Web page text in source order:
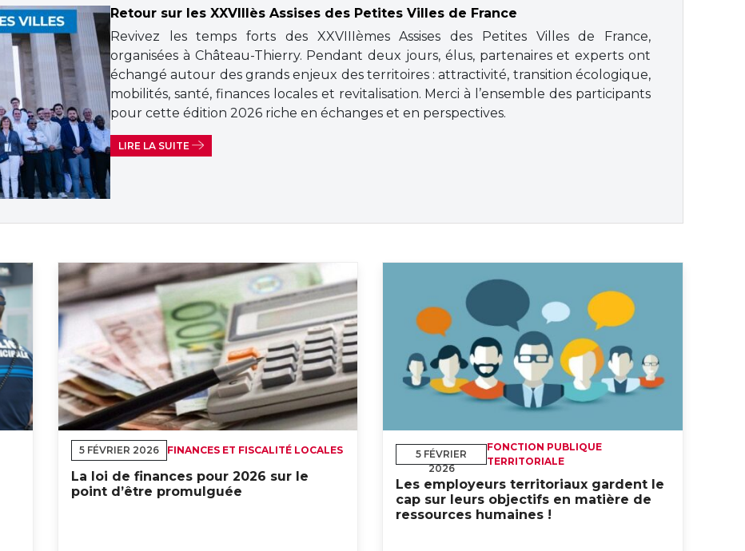
Retour sur les XXVIIIès Assises des Petites Villes de France
Revivez les temps forts des XXVIIIèmes Assises des Petites Villes de France,
organisées à Château-Thierry. Pendant deux jours, élus, partenaires et experts ont
échangé autour des grands enjeux des territoires : attractivité, transition écologique,
mobilités, santé, finances locales et revitalisation. Merci à l’ensemble des participants
pour cette édition 2026 riche en échanges et en perspectives.
LIRE LA SUITE
5 FÉVRIER 2026 FINANCES ET FISCALITÉ LOCALES
La loi de finances pour 2026 sur le
point d’être promulguée
5 FÉVRIER
2026
FONCTION PUBLIQUE
TERRITORIALE
Les employeurs territoriaux gardent le
cap sur leurs objectifs en matière de
ressources humaines !